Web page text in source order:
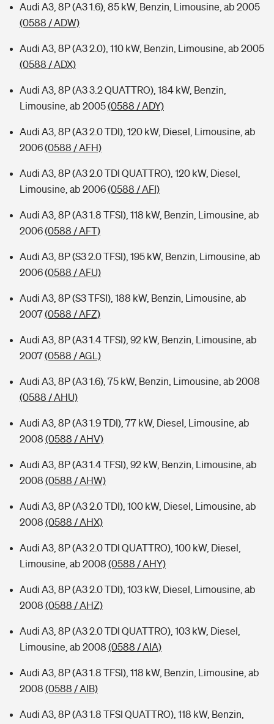
Audi A3, 8P (A3 1.6), 85 kW, Benzin, Limousine, ab 2005
(0588 / ADW)
Audi A3, 8P (A3 2.0), 110 kW, Benzin, Limousine, ab 2005
(0588 / ADX)
Audi A3, 8P (A3 3.2 QUATTRO), 184 kW, Benzin,
Limousine, ab 2005(0588 / ADY)
Audi A3, 8P (A3 2.0 TDI), 120 kW, Diesel, Limousine, ab
2006(0588 / AFH)
Audi A3, 8P (A3 2.0 TDI QUATTRO), 120 kW, Diesel,
Limousine, ab 2006(0588 / AFI)
Audi A3, 8P (A3 1.8 TFSI), 118 kW, Benzin, Limousine, ab
2006(0588 / AFT)
Audi A3, 8P (S3 2.0 TFSI), 195 kW, Benzin, Limousine, ab
2006(0588 / AFU)
Audi A3, 8P (S3 TFSI), 188 kW, Benzin, Limousine, ab
2007(0588 / AFZ)
Audi A3, 8P (A3 1.4 TFSI), 92 kW, Benzin, Limousine, ab
2007(0588 / AGL)
Audi A3, 8P (A3 1.6), 75 kW, Benzin, Limousine, ab 2008
(0588 / AHU)
Audi A3, 8P (A3 1.9 TDI), 77 kW, Diesel, Limousine, ab
2008 (0588 / AHV)
Audi A3, 8P (A3 1.4 TFSI), 92 kW, Benzin, Limousine, ab
2008 (0588 / AHW)
Audi A3, 8P (A3 2.0 TDI), 100 kW, Diesel, Limousine, ab
2008 (0588 / AHX)
Audi A3, 8P (A3 2.0 TDI QUATTRO), 100 kW, Diesel,
Limousine, ab 2008 (0588 / AHY)
Audi A3, 8P (A3 2.0 TDI), 103 kW, Diesel, Limousine, ab
2008 (0588 / AHZ)
Audi A3, 8P (A3 2.0 TDI QUATTRO), 103 kW, Diesel,
Limousine, ab 2008 (0588 / AIA)
Audi A3, 8P (A3 1.8 TFSI), 118 kW, Benzin, Limousine, ab
2008 (0588 / AIB)
Audi A3, 8P (A3 1.8 TFSI QUATTRO), 118 kW, Benzin,